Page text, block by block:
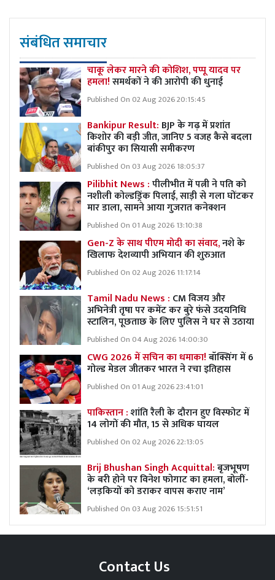
संबंधित समाचार
चाकू लेकर मारने की कोशिश, पप्पू यादव पर
हमला!समर्थकों ने की आरोपी की धुनाई
Published On 02 Aug 2026 20:15:45
Bankipur Result: BJP के गढ़ में प्रशांत
किशोर की बड़ी जीत, जानिए 5 वजह कैसे बदला
बांकीपुर का सियासी समीकरण
Published On 03 Aug 2026 18:05:37
Pilibhit News :पीलीभीत में पत्नी ने पति को
नशीली कोल्डड्रिंक पिलाई, साड़ी से गला घोंटकर
मार डाला, सामने आया गुजरात कनेक्शन
Published On 01 Aug 2026 13:10:38
Gen-Z के साथ पीएम मोदी का संवाद,नशे के
खिलाफ देशव्यापी अभियान की शुरुआत
Published On 02 Aug 2026 11:17:14
Tamil Nadu News : CM विजय और
अभिनेत्री तृषा पर कमेंट कर बुरे फंसे उदयनिधि
स्टालिन, पूछताछ के लिए पुलिस ने घर से उठाया
Published On 04 Aug 2026 14:00:30
CWG 2026 में सचिन का धमाका!बॉक्सिंग में 6
गोल्ड मेडल जीतकर भारत ने रचा इतिहास
Published On 01 Aug 2026 23:41:01
पाकिस्तान :शांति रैली के दौरान हुए विस्फोट में
14 लोगों की मौत, 15 से अधिक घायल
Published On 02 Aug 2026 22:13:05
Brij Bhushan Singh Acquittal:बृजभूषण
के बरी होने पर विनेश फोगाट का हमला, बोलीं-
‘लड़कियों को डराकर वापस कराए नाम’
Published On 03 Aug 2026 15:51:51
Contact Us